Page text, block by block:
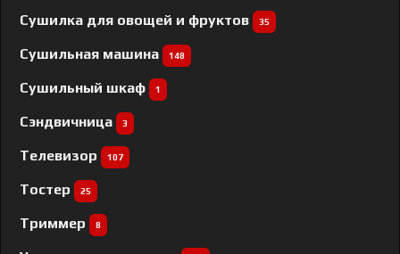
Сушилка для овощей и фруктов 35
Сушильная машина 148
Сушильный шкаф 1
Сэндвичница 3
Телевизор 107
Тостер 25
Триммер 8